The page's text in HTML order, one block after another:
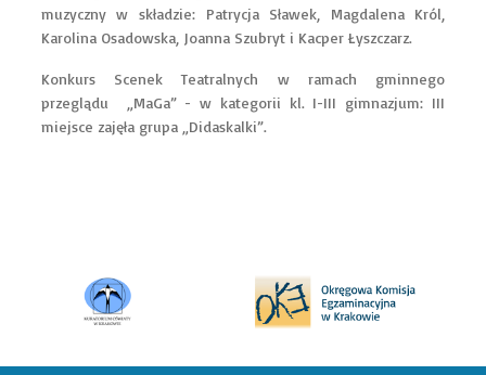
muzyczny w składzie: Patrycja Sławek, Magdalena Król,
Karolina Osadowska, Joanna Szubryt i Kacper Łyszczarz.
Konkurs Scenek Teatralnych w ramach gminnego
przeglądu „MaGa” - w kategorii kl. I-III gimnazjum: III
miejsce zajęła grupa „Didaskalki”.